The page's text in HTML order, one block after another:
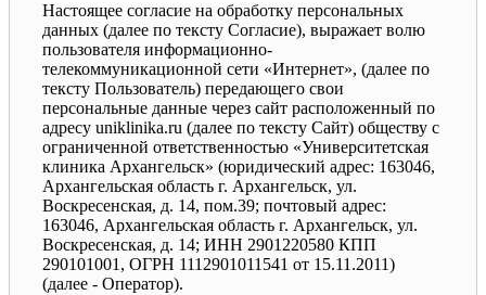
Настоящее согласие на обработку персональных
данных (далее по тексту Согласие), выражает волю
пользователя информационно-
телекоммуникационной сети «Интернет», (далее по
тексту Пользователь) передающего свои
персональные данные через сайт расположенный по
адресу uniklinika.ru (далее по тексту Сайт) обществу с
ограниченной ответственностью «Университетская
клиника Архангельск» (юридический адрес: 163046,
Архангельская область г. Архангельск, ул.
Воскресенская, д. 14, пом.39; почтовый адрес:
163046, Архангельская область г. Архангельск, ул.
Воскресенская, д. 14; ИНН 2901220580 КПП
290101001, ОГРН 1112901011541 от 15.11.2011)
(далее - Оператор).